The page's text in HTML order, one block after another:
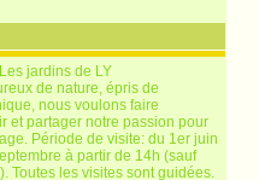
Les jardins de LY